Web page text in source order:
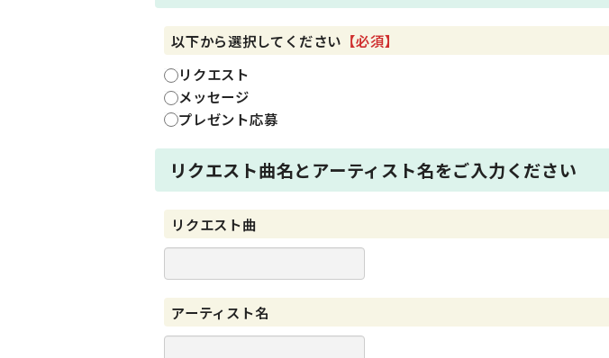
以下から選択してください 【必須】
リクエスト
メッセージ
プレゼント応募
リクエスト曲名とアーティスト名をご入力ください
リクエスト曲
アーティスト名